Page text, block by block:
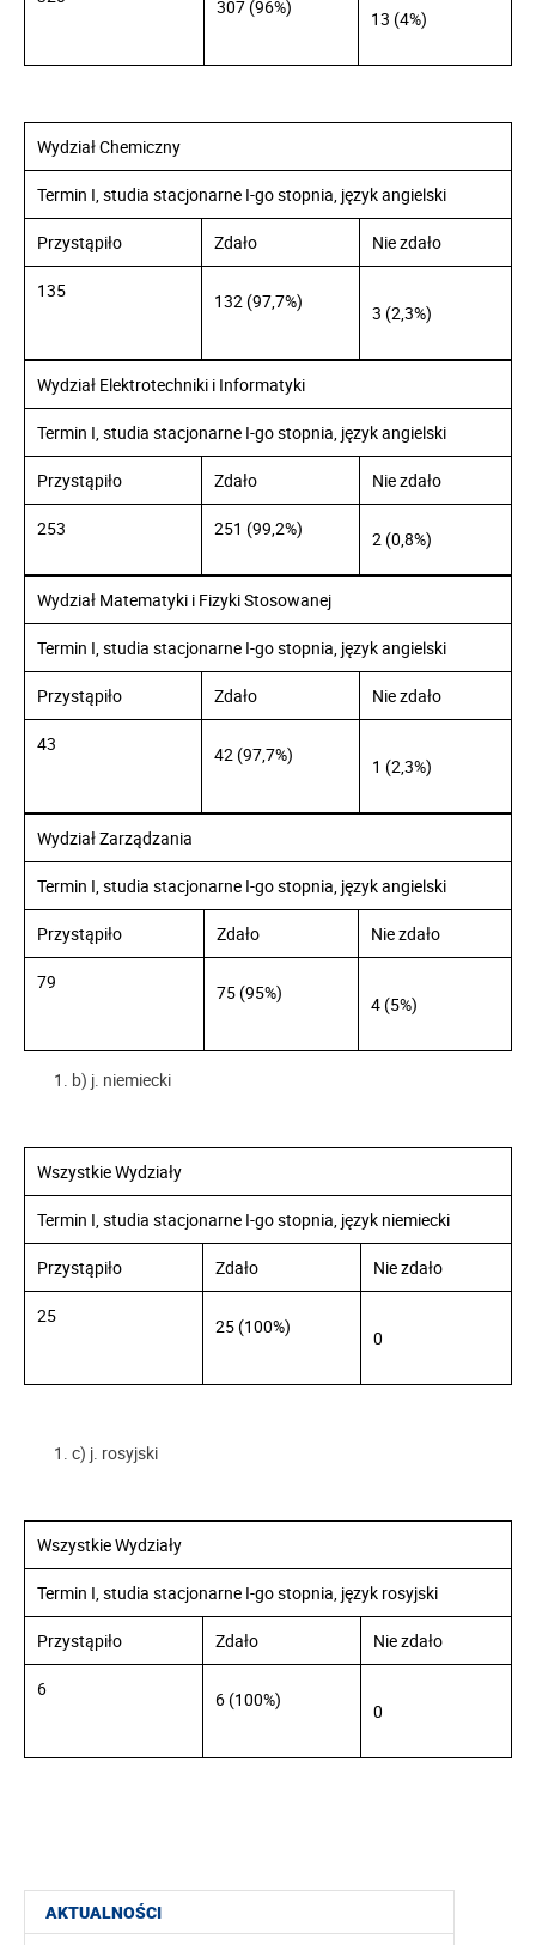
AKTUALNOŚCI
307 (96%)
13 (4%)
Wydział Chemiczny
Termin I, studia stacjonarne I-go stopnia, język angielski
Przystąpiło Zdało Nie zdało
135 132 (97,7%)
3 (2,3%)
Wydział Elektrotechniki i Informatyki
Termin I, studia stacjonarne I-go stopnia, język angielski
Przystąpiło Zdało Nie zdało
253 251 (99,2%) 2 (0,8%)
Wydział Matematyki i Fizyki Stosowanej
Termin I, studia stacjonarne I-go stopnia, język angielski
Przystąpiło Zdało Nie zdało
43 42 (97,7%)
1 (2,3%)
Wydział Zarządzania
Termin I, studia stacjonarne I-go stopnia, język angielski
Przystąpiło Zdało Nie zdało
79 75 (95%)
4 (5%)
b) j. niemiecki
Wszystkie Wydziały
Termin I, studia stacjonarne I-go stopnia, język niemiecki
Przystąpiło Zdało Nie zdało
25 25 (100%)
0
c) j. rosyjski
Wszystkie Wydziały
Termin I, studia stacjonarne I-go stopnia, język rosyjski
Przystąpiło Zdało Nie zdało
6 6 (100%)
0